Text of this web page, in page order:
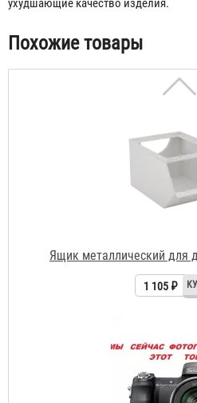
ухудшающие качество изделия.
Похожие товары
Ящик металлический для